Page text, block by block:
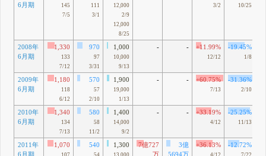
6月期
145
7/5
111
3/1
12,000
2/9
12,000
8/25
3/2 10/25
2008年
6月期
1,330
133
7/12
970
97
3/31
1,000
10,000
9/13
- - +11.99%
12/12
-19.45%
1/8
2009年
6月期
1,180
118
6/12
570
57
2/10
1,900
19,000
1/13
- - +60.75%
7/13
-31.36%
2/10
2010年
6月期
1,340
134
7/13
580
58
11/2
1,400
14,000
9/2
- - +33.19%
4/12
-25.25%
11/13
2011年
6月期
1,070 540 1,300
7億727
万
3億
5694万
+36.13% -12.72%